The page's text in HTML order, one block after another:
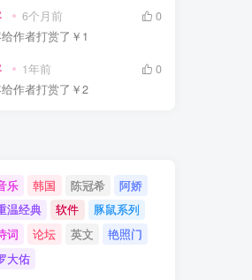
6个月前
0
给作者打赏了 ￥1
1年前
0
给作者打赏了 ￥2
乐 韩国 陈冠希
阿娇
温经典 软件
豚鼠系列
词 论坛 英文
艳照门
大佑